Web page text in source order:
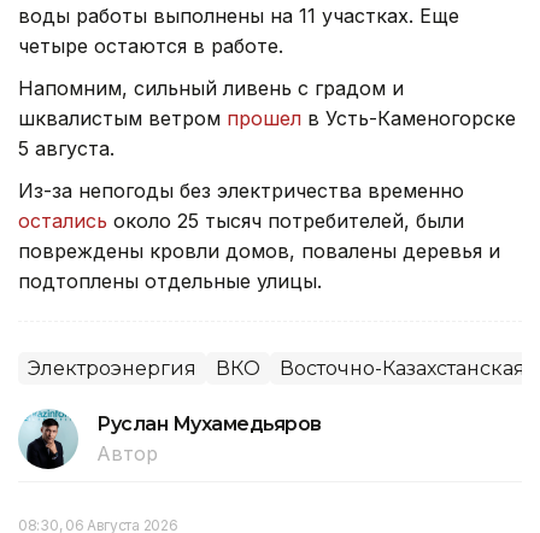
воды работы выполнены на 11 участках. Еще
четыре остаются в работе.
Напомним, сильный ливень с градом и
шквалистым ветром прошел в Усть-Каменогорске
5 августа.
Из-за непогоды без электричества временно
остались около 25 тысяч потребителей, были
повреждены кровли домов, повалены деревья и
подтоплены отдельные улицы.
Электроэнергия ВКО Восточно-Казахстанская
Руслан Мухамедьяров
Автор
08:30, 06 Августа 2026